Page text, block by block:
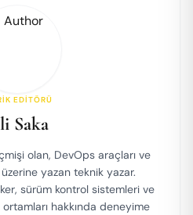
EDITÖRÜ
Saka
olan, DevOps araçları ve
yazan teknik yazar.
sürüm kontrol sistemleri ve
hakkında deneyime